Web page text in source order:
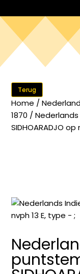
Terug
Home /
1870 /
SIDHOARADJO